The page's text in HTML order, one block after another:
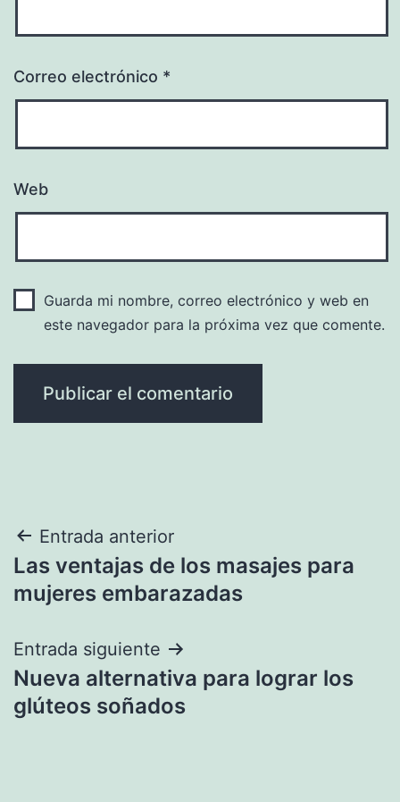
Correo electrónico *
Web
Guarda mi nombre, correo electrónico y web en
este navegador para la próxima vez que comente.
Navegación
de
Entrada anterior
Las ventajas de los masajes para
mujeres embarazadas
Entrada siguiente
Nueva alternativa para lograr los
glúteos soñados